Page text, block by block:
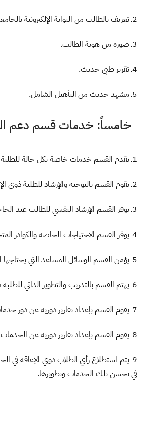
2ـ تعريف بالطالب من البوابة الإلكترونية بالجامعة يفيد بأن حالة الطالب منتظم.
3ـ صورة من هوية الطالب.
4ـ تقرير طبي حديث.
5ـ مشهد حديث من التأهيل الشامل.
خامساً: خدمات قسم دعم
1ـ يقدم القسم خدمات خاصة بكل حالة للطلبة ذوي الإعاقة وبصورة مستمرة.
2ـ يقوم القسم بالتوجيه والإرشاد للطلبة ذوي الإعاقة أثناء دراستهم.
3ـ يوفر القسم الإرشاد النفسي للطالب عند الحاجة.
4ـ يوفر القسم الاحتياجات الخاصة والكوادر المتخصصة الذين يحتاجهم الطلبة ذوي الإعاقة.
5ـ يؤمن القسم الوسائل المساعد التي يحتاجها الطلبة ذوي الإعاقة في الجامعة.
6ـ يهتم القسم بالتدريب والتطوير الذاتي للطلبة ذوي الإعاقة ومساعدتهم على تكوين شبكة العلاقات الاجتماعية مع زملائهم داخل الجامعة مع تنمية السلوك الاستقلالي لديهم وتدريبهم على الاعتماد على أنفسهم.
7ـ يقوم القسم بإعداد تقارير دورية عن دور خدمات الإرشاد النفسي في مساعدة الطلبة في حل مشكلاتهم النفسية وتهيئة الجو المناسب لهم لرفع تحصيلهم العلمي والدراسي .
8ـ يقوم القسم بإعداد تقارير دورية عن الخدمات المقدمة للطلاب ذوي الإعاقة والطلاب الدوليين.
9ـ يتم استطلاع رأي الطلاب ذوي الإعاقة
في تحسن تلك الخدمات وتطويرها.